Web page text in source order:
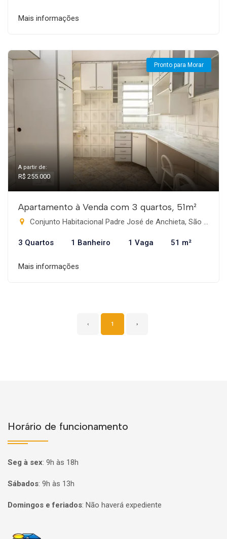
Mais informações
Pronto para Morar
A partir de:
R$ 255.000
Apartamento à Venda com 3 quartos, 51m²
Conjunto Habitacional Padre José de Anchieta, São Paulo-SP
3 Quartos 1 Banheiro 1 Vaga 51 m²
Mais informações
‹ 1 ›
Horário de funcionamento
Seg à sex: 9h às 18h
Sábados: 9h às 13h
Domingos e feriados: Não haverá expediente
Página inicial